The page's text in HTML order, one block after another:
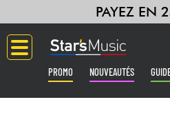
PAYEZ EN
PROMO NOUVEAUTÉS